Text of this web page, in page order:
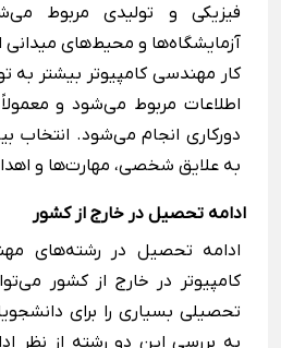
فیزیکی و تولیدی مربوط
آزمایشگاه‌ها و محیط‌های
کار مهندسی کامپیوتر بیشتر به
اطلاعات مربوط می‌شود و
دورکاری انجام می‌شود. انتخاب
به علایق شخصی، مهارت‌ها و
ادامه تحصیل در خارج از کشور
ادامه تحصیل در رشته‌های
کامپیوتر در خارج از کشور
تحصیلی بسیاری را برای
به بررسی این دو رشته از نظر